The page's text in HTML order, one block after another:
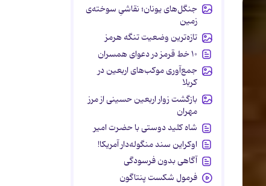
جنگل‌های یونان؛ نقاشیِ سوخته‌ی
زمین
تازه‌ترین وضعیت تنگه هرمز
۱۰ خط قرمز در دعوای همسران
جمع‌آوری موکب‌های اربعین در
کربلا
بازگشت زوار اربعین حسینی از مرز
مهران
شاه کلید دوستی با حضرت امیر
اوکراین سند منگوله‌دار آمریکا!
آگاهی بدون فرسودگی
فرمول شکست پنتاگون